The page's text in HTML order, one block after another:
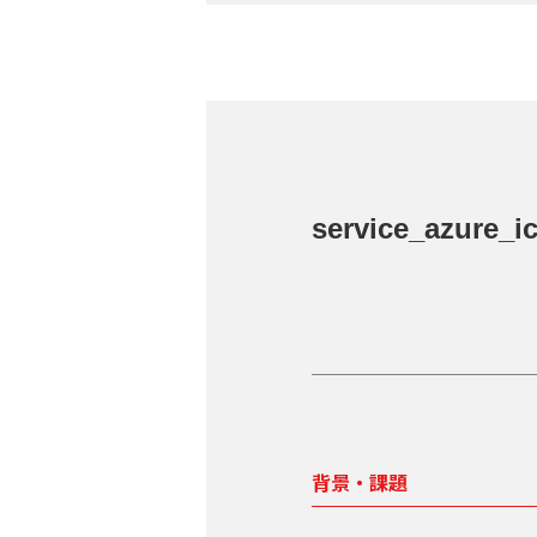
背景・課題